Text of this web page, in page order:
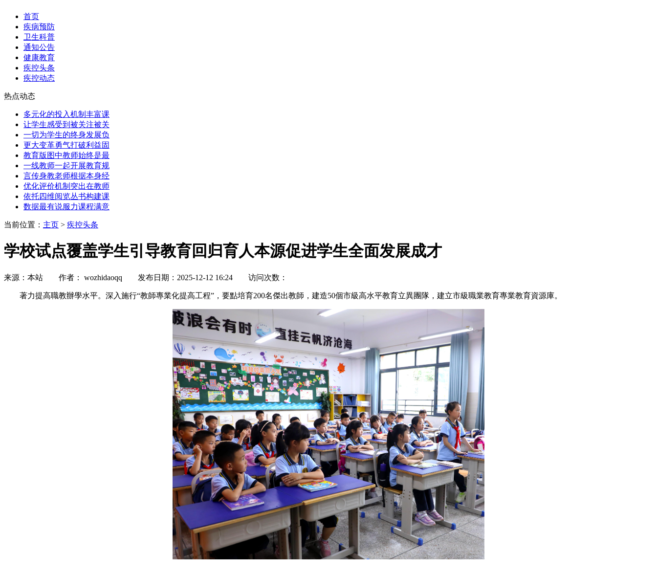
首页
疾病预防
卫生科普
通知公告
健康教育
疾控头条
疾控动态
热点动态
多元化的投入机制丰富课
让学生感受到被关注被关
一切为学生的终身发展负
更大变革勇气打破利益固
教育版图中教师始终是最
一线教师一起开展教育规
言传身教老师根据本身经
优化评价机制突出在教师
依托四维阅览丛书构建课
数据最有说服力课程满意
当前位置： 主页 > 疾控头条
学校试点覆盖学生引导教育回归育人本源促进学生全面发展成才
来源：本站 作者： wozhidaoqq 发布日期：2025-12-12 16:24 访问次数：
著力提高職教辦學水平。深入施行“教師專業化提高工程”，要點培育200名傑出教師，建造50個市級高水平教育立異團隊，建立市級職業教育專業教育資源庫。